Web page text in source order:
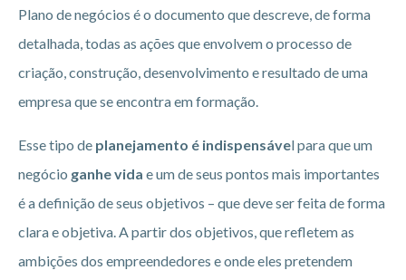
Plano de negócios é o documento que descreve, de forma
detalhada, todas as ações que envolvem o processo de
criação, construção, desenvolvimento e resultado de uma
empresa que se encontra em formação.
Esse tipo de planejamento é indispensável para que um
negócio ganhe vida e um de seus pontos mais importantes
é a definição de seus objetivos – que deve ser feita de forma
clara e objetiva. A partir dos objetivos, que refletem as
ambições dos empreendedores e onde eles pretendem